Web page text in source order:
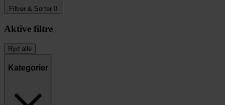
Filtrer & Sorter 0
Aktive filtre
Ryd alle
Kategorier